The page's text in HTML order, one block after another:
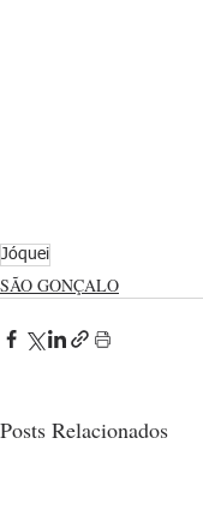
Jóquei
SÃO GONÇALO
Posts Relacionados